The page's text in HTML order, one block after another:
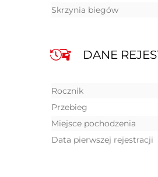
Skrzynia biegów
DANE
Rocznik
Przebieg
Miejsce pochodzenia
Data pierwszej rejestracji